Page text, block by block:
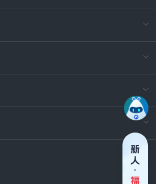
电
400-
技
安